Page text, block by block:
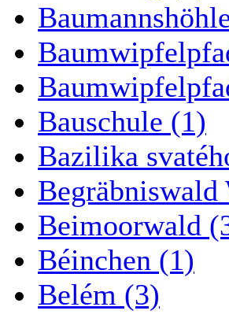
Bauschule (1)
Bazilika
Beimoorwald
Béinchen (1)
Belém (3)